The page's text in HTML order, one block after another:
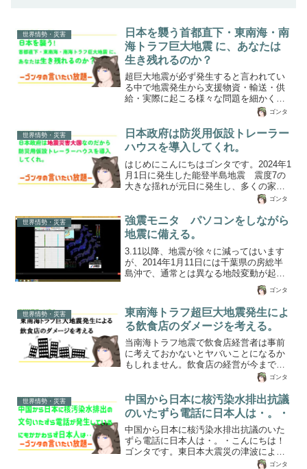
世界情勢・災害
日本を襲う首都直下・東南海・南
海トラフ巨大地震 に、あなたは
生き残れるのか？
超巨大地震が必ず発生すると言われてい
る中で地震発生から支援物資・輸送・供
給・実際に起こる様々な問題を細かく分
析 超巨大地震が来ると日本全国で大パ
ニックに。地震に対する備えと、これか
ら起こりえるさまざまな問題をピックア
ップしました。是非読んでいただき、地
震に備えてくださいね。
ゴンタ
世界情勢・災害
日本政府は防災用仮設トレーラー
ハウスを導入してくれ。
はじめにこんにちはゴンタです。2024年1
月1日に発生した能登半島地震 震度7の
大きな揺れが元日に発生し、多くの家が
崩壊。 沿岸付近では4mの隆起が発生
し、港では本来は海だった漁港も隆起に
よって海底が盛り上がって陸になってし
まいました。この地震では、多くの道路
が隆起や圧縮によって道幅が変わるぐら
い大きな変動があり、水道管やガス管な
ど再埋設しようにも、本来の道幅ではな
いために仮埋設しかできない状態になっ
ており、道路の破壊が復興を遅らせる原
因になっています。日本は多くの地震が
発生し、津波や火山もある災害大国で...
ゴンタ
世界情勢・災害
強震モニタ パソコンをしながら
地震に備える。
3.11以降、地震が徐々に減ってはいます
が、2014年1月11日には千葉県の房総半
島沖で、通常とは異なる地殻変動が起
き、地盤が最大6cm動いたことが、国土
地理院の観測で明らかになったと発表が
あった。国土地理院によると、1月2日ご
ろから10日にかけて、房総半島沖で、通
常とは反対の動きで、地盤が最大で6cm
動いた。この付近は、陸地の下にある北
米プレートに、フィリピンプレートが沈
み込んでおり、今回の動きは、このプレ
ートの境界面がゆっくりと滑る、「スロ
ースリップ」と呼ばれる地殻変動が起き
たものとみられている。防災...
ゴンタ
世界情勢・災害
東南海トラフ超巨大地震発生によ
る飲食店のダメージを考える。
当南海トラフ地震で飲食店経営者は事前
に考えておかないとヤバいことになるか
もしれません。飲食店の経営が今まで通
り続けれる保証は無く借金を背負って高
い店舗経営者は資金力がないと倒産する
確率が高くなる可能性があり、地震を想
定することで事前対策や地震発生の規模
によってどうするかを考える必要があり
ます。
ゴンタ
世界情勢・災害
中国から日本に核汚染水排出抗議
のいたずら電話に日本人は・。・
中国から日本に核汚染水排出抗議のいた
ずら電話に日本人は・。・こんにちは！
ゴンタです。東日本大震災の津波による
東京電力の福島第一原子力発電所のメル
ゴンタ